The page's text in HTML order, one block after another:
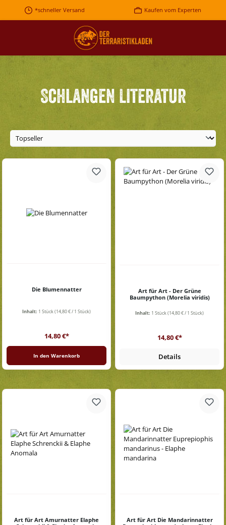
Zum Hauptinhalt springen
*schneller Versand Kaufen vom Experten
Schlangen Literatur
Die Blumennatter
Inhalt: 1 Stück(14,80 € / 1 Stück)
Regulärer Preis:
14,80 €*
In den Warenkorb
Art für Art - Der Grüne
Baumpython (Morelia viridis)
Inhalt: 1 Stück(14,80 € / 1 Stück)
Regulärer Preis:
14,80 €*
Details
Art für Art Amurnatter Elaphe
Art für Art Die Mandarinnatter